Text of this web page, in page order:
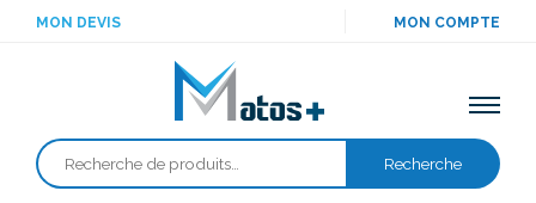
MON DEVIS MON COMPTE
Recherche
Recherche